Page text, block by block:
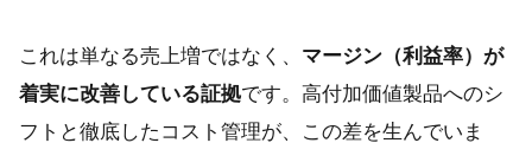
これは単なる売上増ではなく、 マージン（利益率）が
着実に改善している証拠です。高付加価値製品へのシ
フトと徹底したコスト管理が、この差を生んでいま